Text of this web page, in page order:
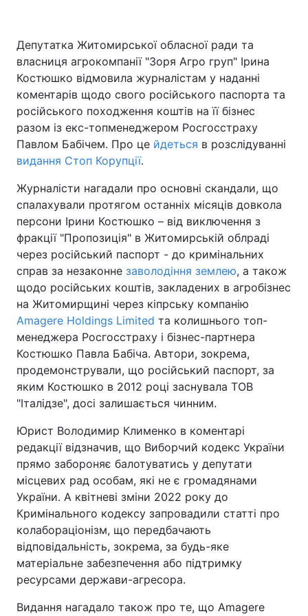
Депутатка Житомирської обласної ради та
власниця агрокомпанії "Зоря Агро груп" Ірина
Костюшко відмовила журналістам у наданні
коментарів щодо свого російського паспорта та
російського походження коштів на її бізнес
разом із екс-топменеджером Росгосстраху
Павлом Бабічем. Про це йдеться в розслідуванні
видання Стоп Корупції.
Журналісти нагадали про основні скандали, що
спалахували протягом останніх місяців довкола
персони Ірини Костюшко – від виключення з
фракції "Пропозиція" в Житомирській облраді
через російський паспорт - до кримінальних
справ за незаконне заволодіння землею, а також
щодо російських коштів, закладених в агробізнес
на Житомирщині через кіпрську компанію
Amagere Holdings Limited та колишнього топ-
менеджера Росгосстраху і бізнес-партнера
Костюшко Павла Бабіча. Автори, зокрема,
продемонстрували, що російський паспорт, за
яким Костюшко в 2012 році заснувала ТОВ
"Італідзе", досі залишається чинним.
Юрист Володимир Клименко в коментарі
редакції відзначив, що Виборчий кодекс України
прямо забороняє балотуватись у депутати
місцевих рад особам, які не є громадянами
України. А квітневі зміни 2022 року до
Кримінального кодексу запровадили статті про
колабораціонізм, що передбачають
відповідальність, зокрема, за будь-яке
матеріальне забезпечення або підтримку
ресурсами держави-агресора.
Видання нагадало також про те, що Amagere